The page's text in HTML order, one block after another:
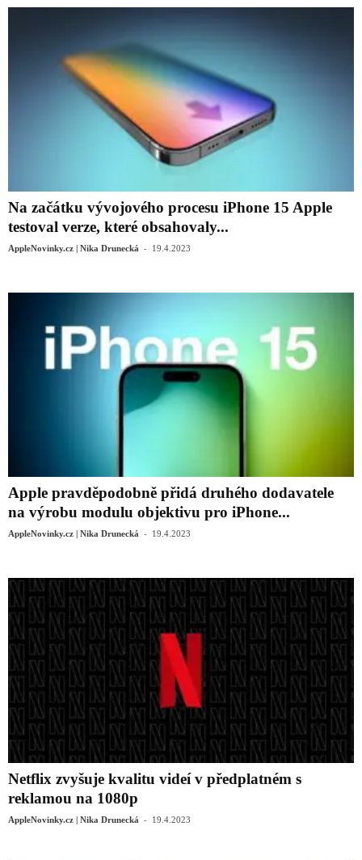
Na začátku vývojového procesu iPhone 15 Apple
testoval verze, které obsahovaly...
AppleNovinky.cz | Nika Drunecká - 19.4.2023
Apple pravděpodobně přidá druhého dodavatele
na výrobu modulu objektivu pro iPhone...
AppleNovinky.cz | Nika Drunecká - 19.4.2023
Netflix zvyšuje kvalitu videí v předplatném s
reklamou na 1080p
AppleNovinky.cz | Nika Drunecká - 19.4.2023